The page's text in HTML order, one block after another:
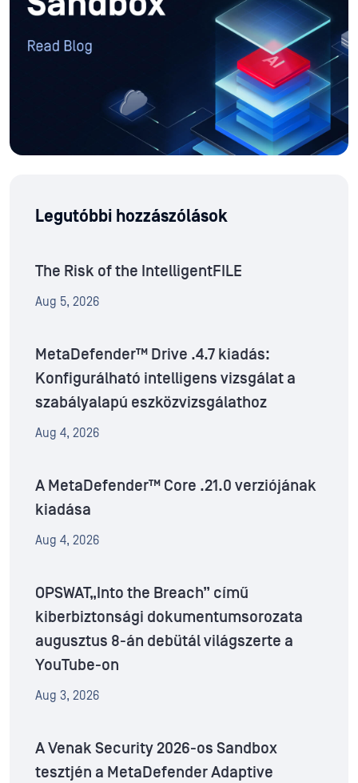
Legutóbbi hozzászólások
The Risk of the IntelligentFILE
Aug 5, 2026
MetaDefender™ Drive .4.7 kiadás:
Konfigurálható intelligens vizsgálat a
szabályalapú eszközvizsgálathoz
Aug 4, 2026
A MetaDefender™ Core .21.0 verziójának
kiadása
Aug 4, 2026
OPSWAT„Into the Breach” című
kiberbiztonsági dokumentumsorozata
augusztus 8-án debütál világszerte a
YouTube-on
Aug 3, 2026
A Venak Security 2026-os Sandbox
tesztjén a MetaDefender Adaptive